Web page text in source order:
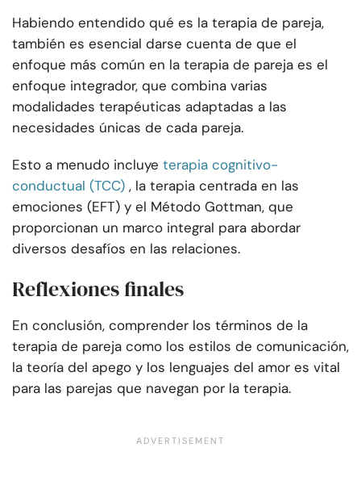
Habiendo entendido qué es la terapia de pareja,
también es esencial darse cuenta de que el
enfoque más común en la terapia de pareja es el
enfoque integrador, que combina varias
modalidades terapéuticas adaptadas a las
necesidades únicas de cada pareja.
Esto a menudo incluye terapia cognitivo-
conductual (TCC) , la terapia centrada en las
emociones (EFT) y el Método Gottman, que
proporcionan un marco integral para abordar
diversos desafíos en las relaciones.
Reflexiones finales
En conclusión, comprender los términos de la
terapia de pareja como los estilos de comunicación,
la teoría del apego y los lenguajes del amor es vital
para las parejas que navegan por la terapia.